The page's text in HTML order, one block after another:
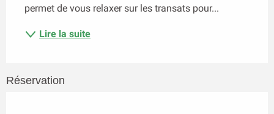
permet de vous relaxer sur les transats pour...
Lire la suite
Réservation